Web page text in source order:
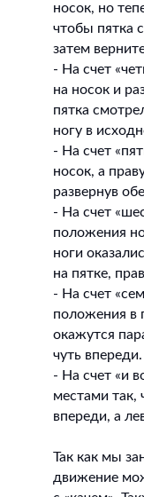
носок, но
чтобы пятка
затем
- На счет
на носок и
пятка
ногу в
- На счет
носок, а
развернув
- На счет
положения
ноги
на пятке,
- На счет
положения в
окажутся
чуть впереди.
- На счет «и
местами так,
впереди, а
Так как мы
движение